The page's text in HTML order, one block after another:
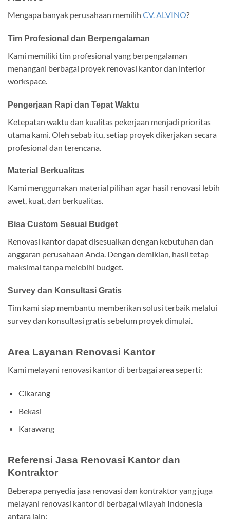
Mengapa banyak perusahaan memilih CV. ALVINO?
Tim Profesional dan Berpengalaman
Kami memiliki tim profesional yang berpengalaman
menangani berbagai proyek renovasi kantor dan interior
workspace.
Pengerjaan Rapi dan Tepat Waktu
Ketepatan waktu dan kualitas pekerjaan menjadi prioritas
utama kami. Oleh sebab itu, setiap proyek dikerjakan secara
profesional dan terencana.
Material Berkualitas
Kami menggunakan material pilihan agar hasil renovasi lebih
awet, kuat, dan berkualitas.
Bisa Custom Sesuai Budget
Renovasi kantor dapat disesuaikan dengan kebutuhan dan
anggaran perusahaan Anda. Dengan demikian, hasil tetap
maksimal tanpa melebihi budget.
Survey dan Konsultasi Gratis
Tim kami siap membantu memberikan solusi terbaik melalui
survey dan konsultasi gratis sebelum proyek dimulai.
Area Layanan Renovasi Kantor
Kami melayani renovasi kantor di berbagai area seperti:
Cikarang
Bekasi
Karawang
Referensi Jasa Renovasi Kantor dan
Kontraktor
Beberapa penyedia jasa renovasi dan kontraktor yang juga
melayani renovasi kantor di berbagai wilayah Indonesia
antara lain: